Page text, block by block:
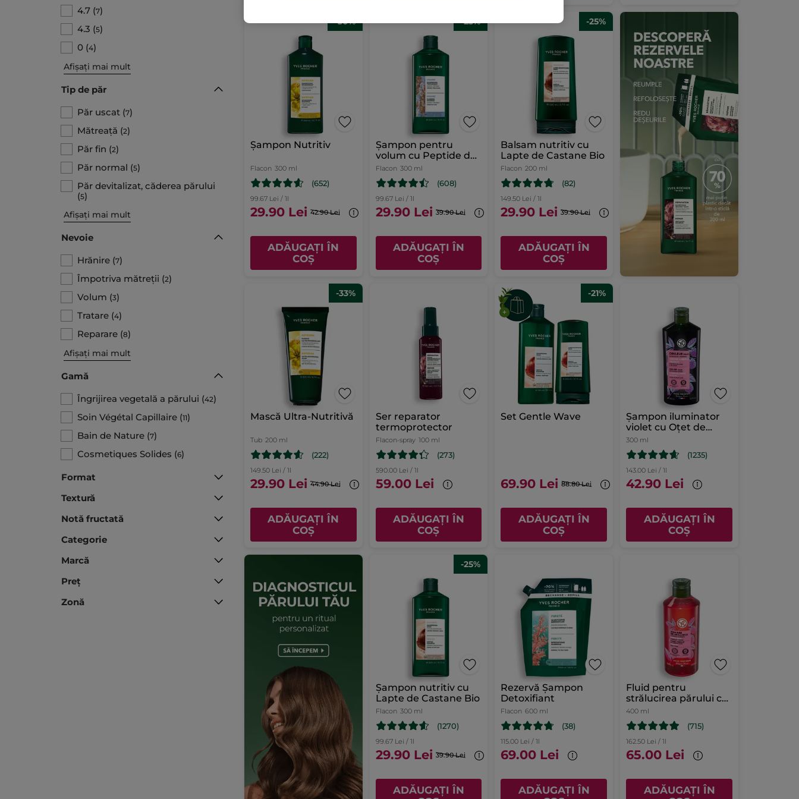
4.7 (7)
4.3 (5)
0 (4)
Afișați mai mult
Tip de păr
Păr uscat (7)
Mătreață (2)
Păr fin (2)
Păr normal (5)
Păr devitalizat, căderea părului
(5)
Afișați mai mult
Nevoie
Hrănire (7)
Împotriva mătreții (2)
Volum (3)
Tratare (4)
Reparare (8)
Afișați mai mult
Gamă
Îngrijirea vegetală a părului (42)
Soin Végétal Capillaire (11)
Bain de Nature (7)
Cosmetiques Solides (6)
Format
Textură
Notă fructată
Categorie
Marcă
Preț
Zonă
-30%
Șampon Nutritiv
Flacon 300 ml
(652)
99.67 Lei / 1l
29.90 Lei 42.90 Lei
ADĂUGAȚI ÎN
COȘ
-25%
Șampon pentru
volum cu Peptide de
Quinoa
Flacon 300 ml
(608)
99.67 Lei / 1l
29.90 Lei 39.90 Lei
ADĂUGAȚI ÎN
COȘ
-25%
Balsam nutritiv cu
Lapte de Castane Bio
Flacon 200 ml
(82)
149.50 Lei / 1l
29.90 Lei 39.90 Lei
ADĂUGAȚI ÎN
COȘ
-33%
Mască Ultra-Nutritivă
Tub 200 ml
(222)
149.50 Lei / 1l
29.90 Lei 44.90 Lei
ADĂUGAȚI ÎN
COȘ
Ser reparator
termoprotector
Flacon-spray 100 ml
(273)
590.00 Lei / 1l
59.00 Lei
ADĂUGAȚI ÎN
COȘ
-21%
Set Gentle Wave
69.90 Lei 88.80 Lei
ADĂUGAȚI ÎN
COȘ
Șampon iluminator
violet cu Oţet de
Zmeură Flacon 300
ml
300 ml
(1235)
143.00 Lei / 1l
42.90 Lei
ADĂUGAȚI ÎN
COȘ
-25%
Șampon nutritiv cu
Lapte de Castane Bio
Flacon 300 ml
(1270)
99.67 Lei / 1l
29.90 Lei 39.90 Lei
ADĂUGAȚI ÎN
Rezervă Șampon
Detoxifiant
Flacon 600 ml
(38)
115.00 Lei / 1l
69.00 Lei
ADĂUGAȚI ÎN
Fluid pentru
strălucirea părului cu
Oţet de Zmeură
Flacon 400 ml
400 ml
(715)
162.50 Lei / 1l
65.00 Lei
ADĂUGAȚI ÎN